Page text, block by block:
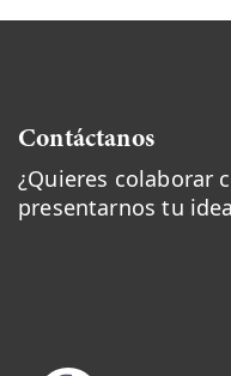
Contáctanos
¿Quieres colaborar
presentarnos tu